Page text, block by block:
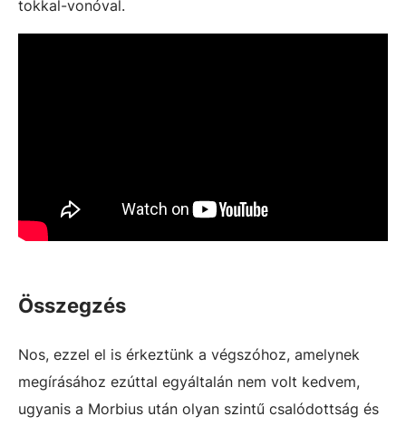
tokkal-vonóval.
Összegzés
Nos, ezzel el is érkeztünk a végszóhoz, amelynek
megírásához ezúttal egyáltalán nem volt kedvem,
ugyanis a Morbius után olyan szintű csalódottság és